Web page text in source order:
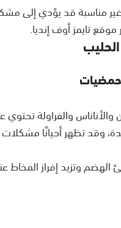
مناسبة قد يؤدي إلى
تايمز أوف إنديا.
والأناناس والفراولة
وقد تظهر أحيانًا
الهضم وتزيد إفراز